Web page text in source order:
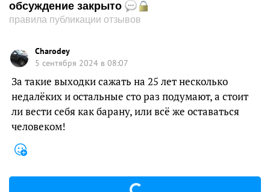
обсуждение закрыто
правила публикации отзывов
Charodey
5 сентября 2024 в 08:07
За такие выходки сажать на 25 лет несколько
недалёких и остальные сто раз подумают, а стоит
ли вести себя как барану, или всё же оставаться
человеком!